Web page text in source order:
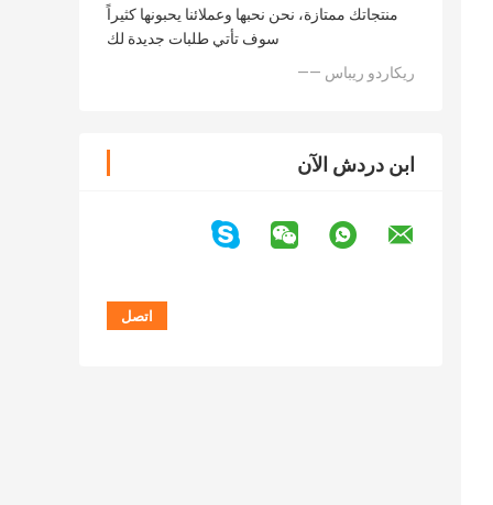
منتجاتك ممتازة، نحن نحبها وعملائنا يحبونها كثيراً
سوف تأتي طلبات جديدة لك
—— ريكاردو ريباس
ابن دردش الآن